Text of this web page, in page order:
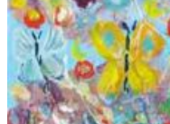
Vidéos
Partenariat
Contact
Panier (0)
No products in the cart.